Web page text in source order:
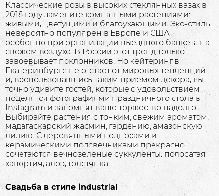
Классические розы в высоких стеклянных вазах в
2018 году замените комнатными растениями:
живыми, цветущими и благоухающими. Эко-стиль
невероятно популярен в Европе и США,
особенно при организации выездного банкета на
свежем воздухе. В России этот тренд только
завоевывает поклонников. Но кейтеринг в
Екатеринбурге не отстает от мировых тенденций
и, воспользовавшись таким приемом декора, вы
точно удивите гостей, которые с удовольствием
поделятся фотографиями праздничного стола в
Instagram и запомнят ваше торжество надолго.
Выбирайте растения с тонким, свежим ароматом:
мадагаскарский жасмин, гардению, амазонскую
лилию. С деревянными подносами и
керамическими подсвечниками прекрасно
сочетаются вечнозеленые суккуленты: полосатая
хавортия, алоэ, толстянка.
Свадьба в стиле industrial